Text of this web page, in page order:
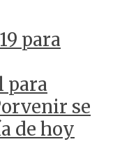
para
para
se
de hoy